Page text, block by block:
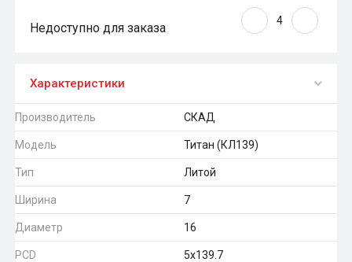
Недоступно для заказа
Характеристики
Производитель СКАД
Модель Титан (КЛ139)
Тип Литой
Ширина 7
Диаметр 16
PCD 5x139.7